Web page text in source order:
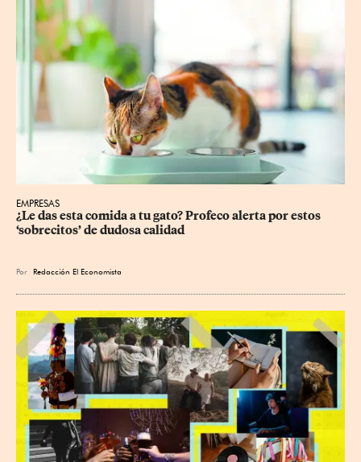
EMPRESAS
¿Le das esta comida a tu gato? Profeco alerta por estos
‘sobrecitos’ de dudosa calidad
Por Redacción El Economista